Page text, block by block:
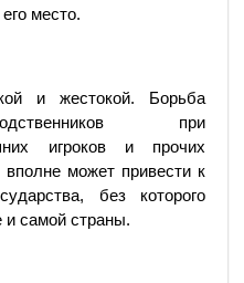
место.
и жестокой. Борьба
при
игроков и прочих
вполне может привести к
без которого
и самой страны.